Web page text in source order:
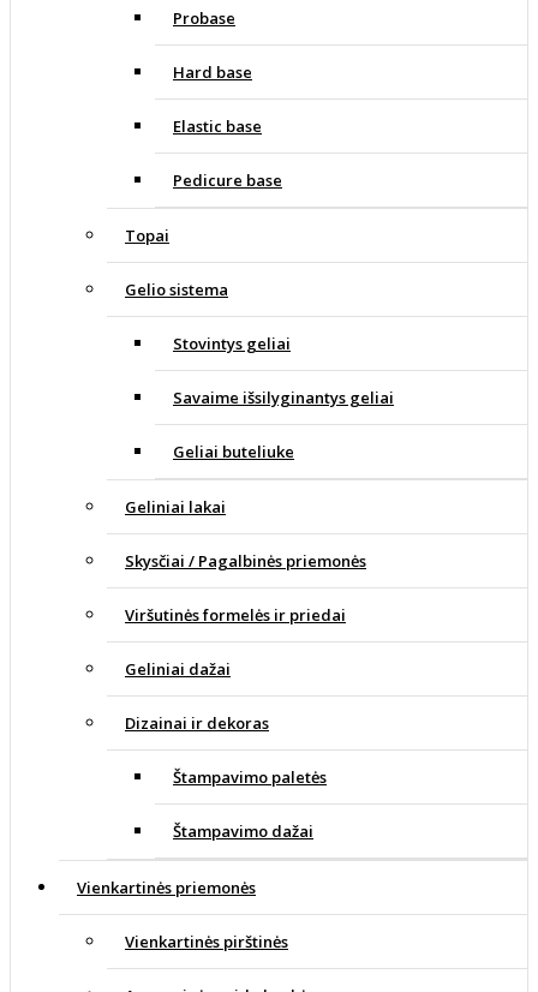
Probase
Hard base
Elastic base
Pedicure base
Topai
Gelio sistema
Stovintys geliai
Savaime išsilyginantys geliai
Geliai buteliuke
Geliniai lakai
Skysčiai / Pagalbinės priemonės
Viršutinės formelės ir priedai
Geliniai dažai
Dizainai ir dekoras
Štampavimo paletės
Štampavimo dažai
Vienkartinės priemonės
Vienkartinės pirštinės